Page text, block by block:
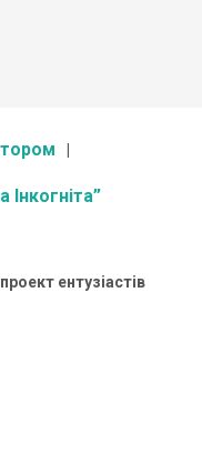
Інкогніта”
ентузіастів